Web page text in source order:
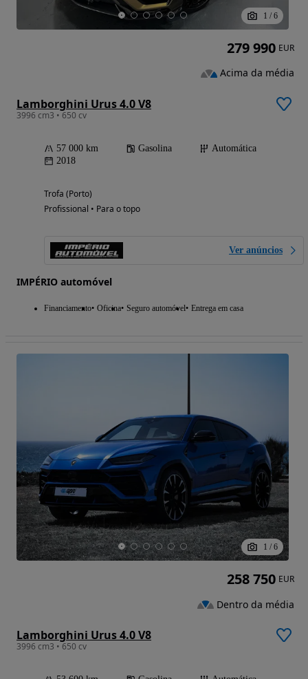
1 / 6
Lamborghini Urus 4.0 V8
3996 cm3 • 650 cv
57 000 km Gasolina
Automática
2018
Trofa (Porto)
Profissional • Para o topo
Ver anúncios
IMPÉRIO automóvel
Financiamento Oficina Seguro automóvel Entrega em casa
279 990 EUR
Acima da média
1 / 6
Lamborghini Urus 4.0 V8
3996 cm3 • 650 cv
258 750 EUR
Dentro da média